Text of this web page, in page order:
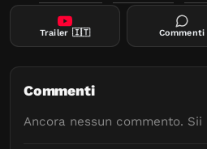
ma in seguito avrà bisogno
per chiudere definitivamente la
Trailer 🇮🇹 Commenti
Commenti
Ancora nessun commento.